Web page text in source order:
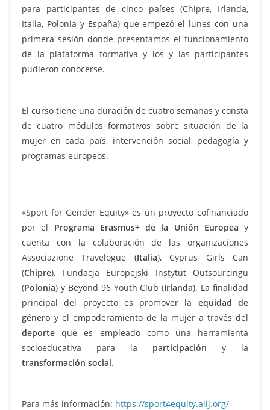
para participantes de cinco países (Chipre, Irlanda,
Italia, Polonia y España) que empezó el lunes con una
primera sesión donde presentamos el funcionamiento
de la plataforma formativa y los y las participantes
pudieron conocerse.
El curso tiene una duración de cuatro semanas y consta
de cuatro módulos formativos sobre situación de la
mujer en cada país, intervención social, pedagogía y
programas europeos.
«Sport for Gender Equity» es un proyecto cofinanciado
por el Programa Erasmus+ de la Unión Europea y
cuenta con la colaboración de las organizaciones
Associazione Travelogue (Italia), Cyprus Girls Can
(Chipre), Fundacja Europejski Instytut Outsourcingu
(Polonia) y Beyond 96 Youth Club (Irlanda). La finalidad
principal del proyecto es promover la equidad de
género y el empoderamiento de la mujer a través del
deporte que es empleado como una herramienta
socioeducativa para la participación y la
transformación social.
Para más información: https://sport4equity.aiij.org/